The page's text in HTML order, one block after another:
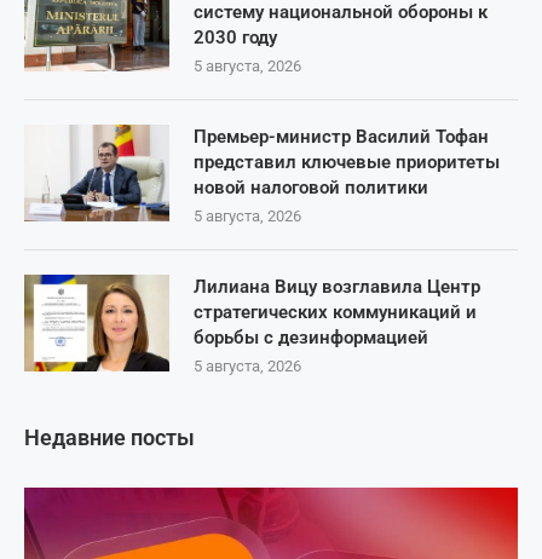
систему национальной обороны к
2030 году
5 августа, 2026
Премьер-министр Василий Тофан
представил ключевые приоритеты
новой налоговой политики
5 августа, 2026
Лилиана Вицу возглавила Центр
стратегических коммуникаций и
борьбы с дезинформацией
5 августа, 2026
Недавние посты